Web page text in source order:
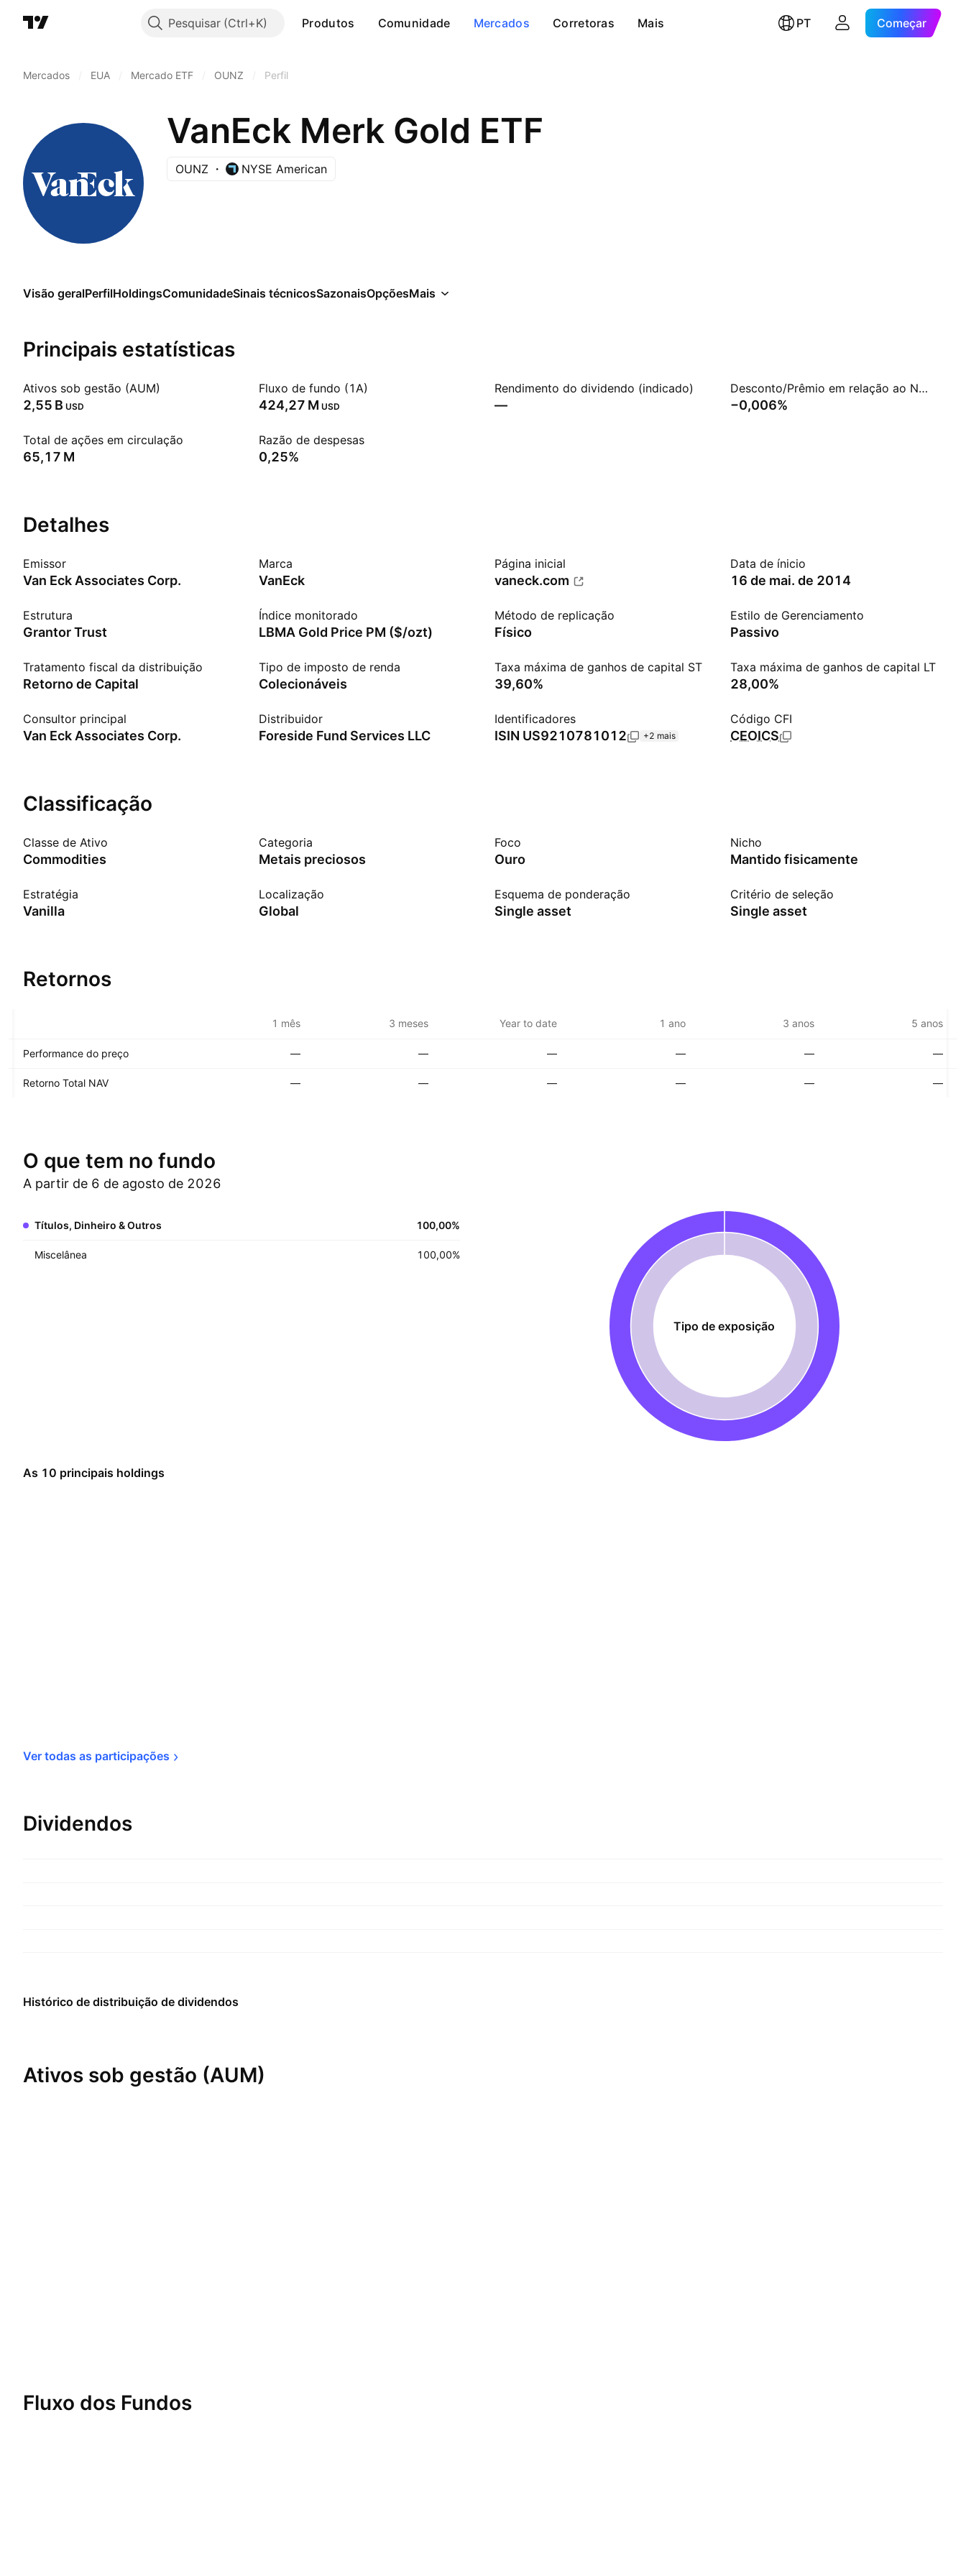
Pesquisar Produtos Comunidade Mercados Corretoras Mais PT Começar
Mercados EUA Mercado ETF OUNZ Perfil
VanEck Merk Gold ETF
OUNZ NYSE American
Visão geralPerfilHoldingsComunidadeSinais técnicosSazonaisOpçõesMais
Principais estatísticas
Ativos sob gestão (AUM)
‪2,55 B‬ USD
Fluxo de fundo (1A)
‪424,27 M‬ USD
Rendimento do dividendo (indicado)
—
Desconto/Prêmio em relação ao NAV
−0,006%
Total de ações em circulação
‪65,17 M‬
Razão de despesas
0,25%
Detalhes
Emissor
Van Eck Associates Corp.
Marca
VanEck
Página inicial
vaneck.com
Data de ínicio
16 de mai. de 2014
Estrutura
Grantor Trust
Índice monitorado
LBMA Gold Price PM ($/ozt)
Método de replicação
Físico
Estilo de Gerenciamento
Passivo
Tratamento fiscal da distribuição
Retorno de Capital
Tipo de imposto de renda
Colecionáveis
Taxa máxima de ganhos de capital ST
39,60%
Taxa máxima de ganhos de capital LT
28,00%
Consultor principal
Van Eck Associates Corp.
Distribuidor
Foreside Fund Services LLC
Identificadores
ISIN US9210781012 +2 mais
Código CFI
CEOICS
Classificação
Classe de Ativo
Commodities
Categoria
Metais preciosos
Foco
Ouro
Nicho
Mantido fisicamente
Estratégia
Vanilla
Localização
Global
Esquema de ponderação
Single asset
Critério de seleção
Single asset
Retornos
1 mês 3 meses Year to date 1 ano 3 anos 5 anos
Performance do preço — — — — — —
Retorno Total NAV — — — — — —
O que tem no fundo
A partir de 6 de agosto de 2026
Tipo de exposição
Títulos, Dinheiro & Outros 100,00%
Miscelânea 100,00%
As 10 principais holdings
Ver todas as participações
Dividendos
Histórico de distribuição de dividendos
Ativos sob gestão (AUM)
Fluxo dos Fundos